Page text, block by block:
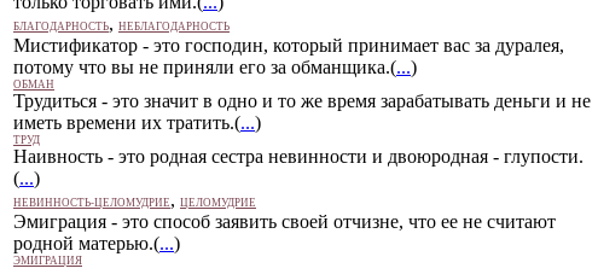
БЛАГОДАРНОСТЬ, НЕБЛАГОДАРНОСТЬ
Мистификатор - это господин, который принимает вас за дуралея,
потому что вы не приняли его за обманщика.(...)
ОБМАН
Трудиться - это значит в одно и то же время зарабатывать деньги и не
иметь времени их тратить.(...)
ТРУД
Наивность - это родная сестра невинности и двоюродная - глупости.
(...)
НЕВИННОСТЬ-ЦЕЛОМУДРИЕ , ЦЕЛОМУДРИЕ
Эмиграция - это способ заявить своей отчизне, что ее не считают
родной матерью.(...)
ЭМИГРАЦИЯ